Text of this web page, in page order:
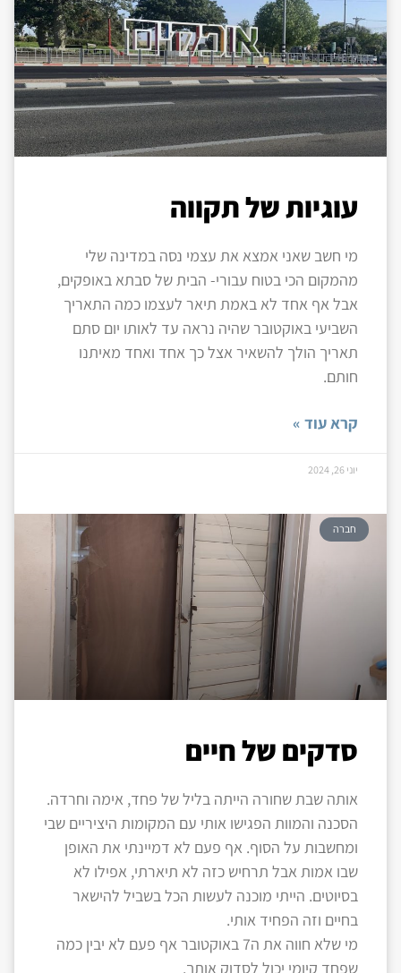
עוגיות של תקווה
מי חשב שאני אמצא את עצמי נסה במדינה שלי
מהמקום הכי בטוח עבורי- הבית של סבתא באופקים,
אבל אף אחד לא באמת תיאר לעצמו כמה התאריך
השביעי באוקטובר שהיה נראה עד לאותו יום סתם
תאריך הולך להשאיר אצל כך אחד ואחד מאיתנו
חותם.
קרא עוד »
יוני 26, 2024
חברה
סדקים של חיים
אותה שבת שחורה הייתה בליל של פחד, אימה וחרדה.
הסכנה והמוות הפגישו אותי עם המקומות היציריים שבי
ומחשבות על הסוף. אף פעם לא דמיינתי את האופן
שבו אמות אבל תרחיש כזה לא תיארתי, אפילו לא
בסיוטים. הייתי מוכנה לעשות הכל בשביל להישאר
בחיים וזה הפחיד אותי.
מי שלא חווה את ה7 באוקטובר אף פעם לא יבין כמה
שפחד קיומי יכול לסדוק אותך.